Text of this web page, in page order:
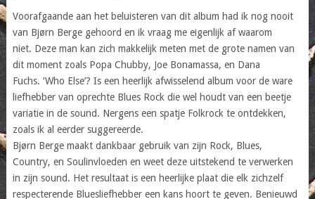
Voorafgaande aan het beluisteren van dit album had ik nog nooit
van Bjørn Berge gehoord en ik vraag me eigenlijk af waarom
niet. Deze man kan zich makkelijk meten met de grote namen van
dit moment zoals Popa Chubby, Joe Bonamassa, en Dana
Fuchs. ‘Who Else’? Is een heerlijk afwisselend album voor de ware
liefhebber van oprechte Blues Rock die wel houdt van een beetje
variatie in de sound. Nergens een spatje Folkrock te ontdekken,
zoals ik al eerder suggereerde.
Bjørn Berge maakt dankbaar gebruik van zijn Rock, Blues,
Country, en Soulinvloeden en weet deze uitstekend te verwerken
in zijn sound. Het resultaat is een heerlijke plaat die elk zichzelf
respecterende Bluesliefhebber een kans hoort te geven. Benieuwd